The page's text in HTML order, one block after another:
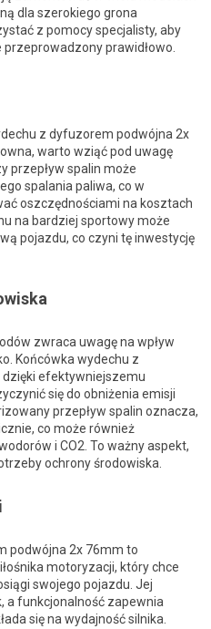
dla szerokiego grona
z pomocy specjalisty, aby
prawidłowo.
z dyfuzorem podwójna 2x
warto wziąć pod uwagę
przepływ spalin może
spalania paliwa, co w
oszczędnościami na kosztach
na bardziej sportowy może
pojazdu, co czyni tę inwestycję
zwraca uwagę na wpływ
Końcówka wydechu z
efektywniejszemu
się do obniżenia emisji
przepływ spalin oznacza,
co może również
i CO2. To ważny aspekt,
ochrony środowiska.
podwójna 2x 76mm to
motoryzacji, który chce
swojego pojazdu. Jej
a funkcjonalność zapewnia
się na wydajność silnika.